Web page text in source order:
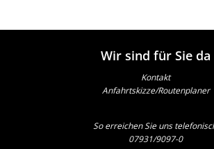
Wir sind für Sie da
Kontakt
Anfahrtskizze/Routenplaner
So erreichen Sie uns
07931/9097-0